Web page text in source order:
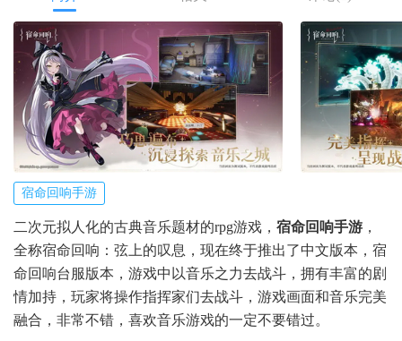
宿命回响手游
二次元拟人化的古典音乐题材的rpg游戏， 宿命回响手游 ，
全称宿命回响：弦上的叹息，现在终于推出了中文版本，宿
命回响台服版本，游戏中以音乐之力去战斗，拥有丰富的剧
情加持，玩家将操作指挥家们去战斗，游戏画面和音乐完美
融合，非常不错，喜欢音乐游戏的一定不要错过。